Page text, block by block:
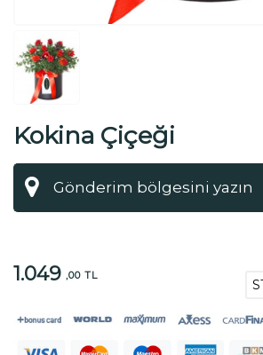
Kokina Çiçeği
1.049 ,00 TL